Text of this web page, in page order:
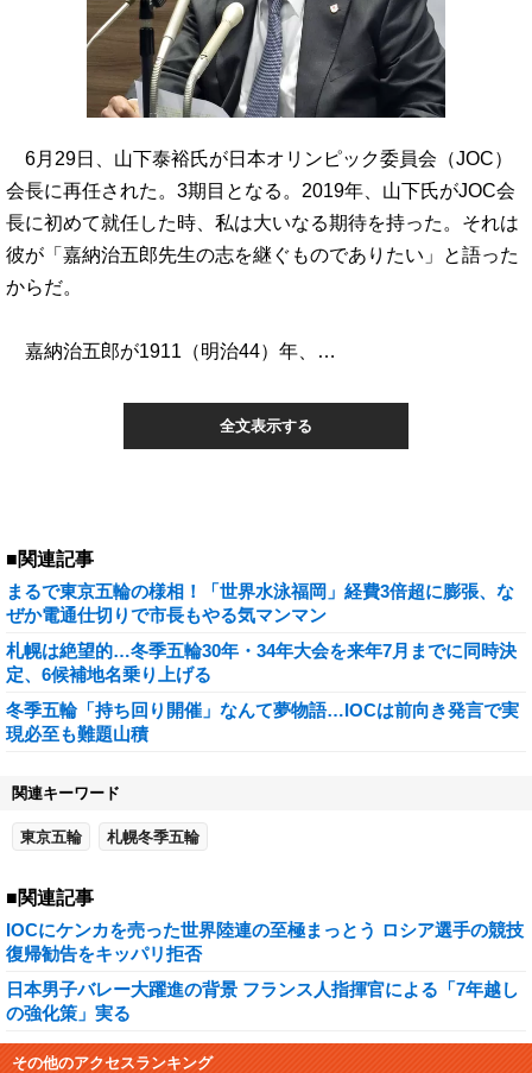
6月29日、山下泰裕氏が日本オリンピック委員会（JOC）
会長に再任された。3期目となる。2019年、山下氏がJOC会
長に初めて就任した時、私は大いなる期待を持った。それは
彼が「嘉納治五郎先生の志を継ぐものでありたい」と語った
からだ。
嘉納治五郎が1911（明治44）年、…
全文表示する
■関連記事
まるで東京五輪の様相！「世界水泳福岡」経費3倍超に膨張、な
ぜか電通仕切りで市長もやる気マンマン
札幌は絶望的…冬季五輪30年・34年大会を来年7月までに同時決
定、6候補地名乗り上げる
冬季五輪「持ち回り開催」なんて夢物語…IOCは前向き発言で実
現必至も難題山積
関連キーワード
東京五輪 札幌冬季五輪
■関連記事
IOCにケンカを売った世界陸連の至極まっとう ロシア選手の競技
復帰勧告をキッパリ拒否
日本男子バレー大躍進の背景 フランス人指揮官による「7年越し
の強化策」実る
その他のアクセスランキング